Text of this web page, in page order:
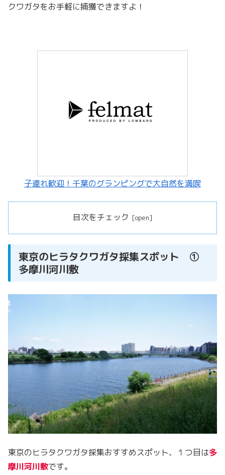
クワガタをお手軽に捕獲できますよ！
子連れ歓迎！千葉のグランピングで大自然を満喫
目次をチェック
東京のヒラタクワガタ採集スポット ①
多摩川河川敷
東京のヒラタクワガタ採集おすすめスポット、１つ目は多
摩川河川敷です。